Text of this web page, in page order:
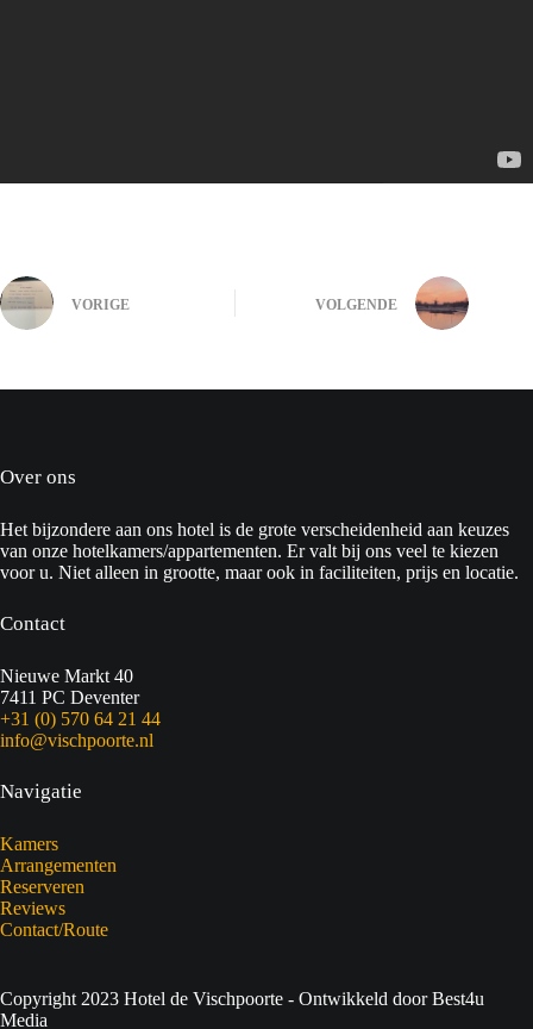
VORIGE VOLGENDE
Over ons
Het bijzondere aan ons hotel is de grote verscheidenheid aan keuzes
van onze hotelkamers/appartementen. Er valt bij ons veel te kiezen
voor u. Niet alleen in grootte, maar ook in faciliteiten, prijs en locatie.
Contact
Nieuwe Markt 40
7411 PC Deventer
+31 (0) 570 64 21 44
info@vischpoorte.nl
Navigatie
Kamers
Arrangementen
Reserveren
Reviews
Contact/Route
Copyright 2023 Hotel de Vischpoorte - Ontwikkeld door Best4u
Media